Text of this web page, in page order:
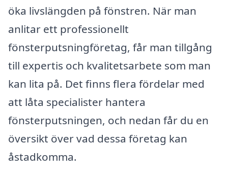
öka livslängden på fönstren. När man
anlitar ett professionellt
fönsterputsningföretag, får man tillgång
till expertis och kvalitetsarbete som man
kan lita på. Det finns flera fördelar med
att låta specialister hantera
fönsterputsningen, och nedan får du en
översikt över vad dessa företag kan
åstadkomma.